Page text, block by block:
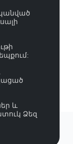
և
Ձեզ